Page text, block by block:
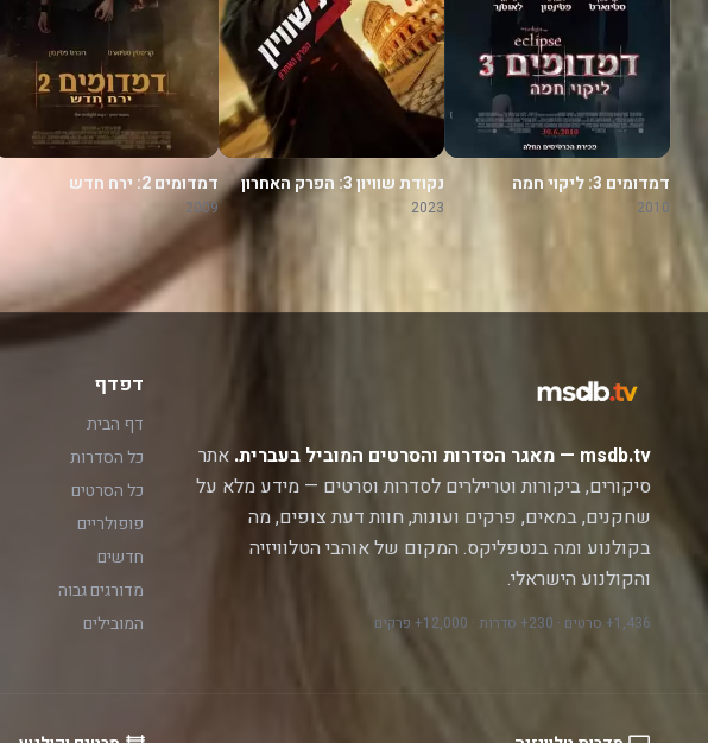
דמדומים 3: ליקוי חמה
2010
נקודת שוויון 3: הפרק האחרון
2023
דמדומים 2: ירח חדש
2009
msdb.tv — מאגר הסדרות והסרטים המוביל בעברית.
אתר
סיקורים, ביקורות וטריילרים לסדרות וסרטים — מידע מלא על
שחקנים, במאים, פרקים ועונות, חוות דעת צופים, מה
בקולנוע ומה בנטפליקס. המקום של אוהבי הטלוויזיה
והקולנוע הישראלי.
1,436+ סרטים · 230+ סדרות · 12,000+ פרקים
דפדף
דף הבית
כל הסדרות
כל הסרטים
פופולריים
חדשים
מדורגים גבוה
המובילים